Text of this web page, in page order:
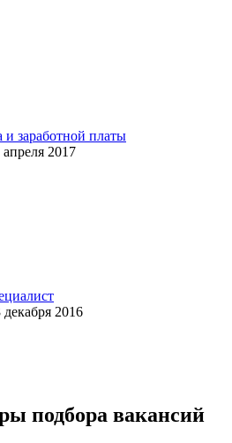
и заработной платы
апреля 2017
декабря 2016
подбора вакансий